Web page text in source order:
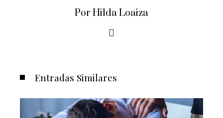
Por Hilda Loaiza
Entradas Similares